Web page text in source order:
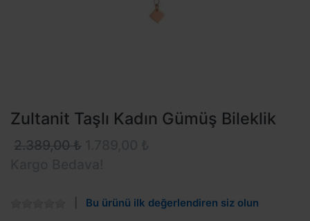
Zultanit Taşlı Kadın Gümüş Bileklik
2.389,00 ₺
Bu ürünü ilk değerlendiren siz olun